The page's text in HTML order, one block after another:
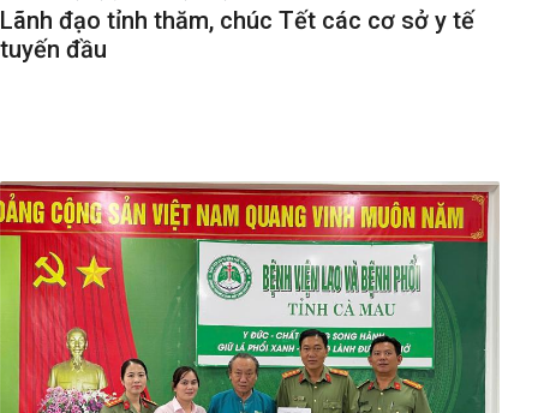
Lãnh đạo tỉnh thăm, chúc Tết các cơ sở y tế
tuyến đầu